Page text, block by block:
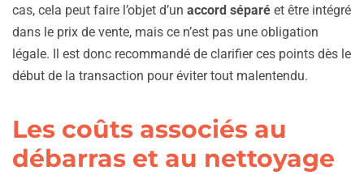
cas, cela peut faire l’objet d’un accord séparé et être intégré
dans le prix de vente, mais ce n’est pas une obligation
légale. Il est donc recommandé de clarifier ces points dès le
début de la transaction pour éviter tout malentendu.
Les coûts associés au
débarras et au nettoyage